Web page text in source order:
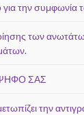
για την
των
ΣΑΣ
την